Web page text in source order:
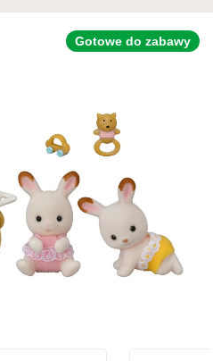
Gotowe do zabawy